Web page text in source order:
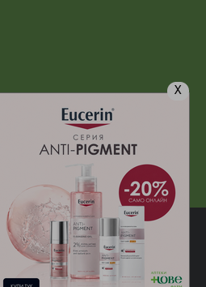
X
Всички права запазени
магазин
от